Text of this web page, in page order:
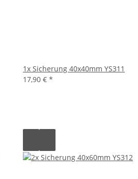
1x Sicherung 40x40mm YS311
17,90 € *